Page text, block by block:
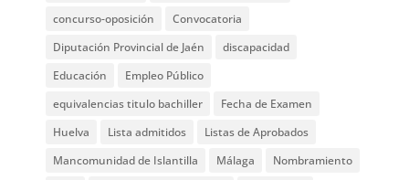
concurso-oposición
Convocatoria
Diputación Provincial de Jaén
discapacidad
Educación
Empleo Público
equivalencias titulo bachiller
Fecha de Examen
Huelva
Lista admitidos
Listas de Aprobados
Mancomunidad de Islantilla
Málaga
Nombramiento